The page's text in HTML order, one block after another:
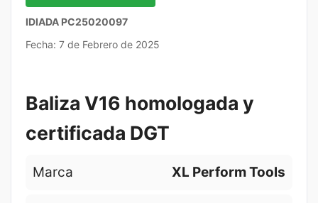
IDIADA PC25020097
Fecha: 7 de Febrero de 2025
Baliza V16 homologada y
certificada DGT
Marca XL Perform Tools